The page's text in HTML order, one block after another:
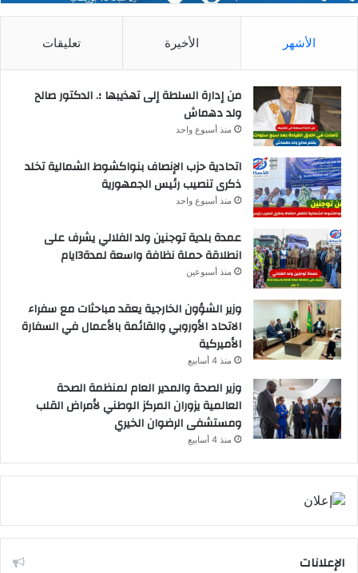
الأشهر الأخيرة تعليقات
من إدارة السلطة إلى تهذيبها ؛. الدكتور صالح
ولد دهماش
منذ أسبوع واحد
اتحادية حزب الإنصاف بنواكشوط الشمالية تخلد
ذكرى تنصيب رئيس الجمهورية
منذ أسبوع واحد
عمدة بلدية توجنين ولد الفلالي يشرف على
انطلاقة حملة نظافة واسعة لمدة3ايام
منذ أسبوعين
وزير الشؤون الخارجية يعقد مباحثات مع سفراء
الاتحاد الأوروبي والقائمة بالأعمال في السفارة
الأميركية
منذ 4 أسابيع
وزير الصحة والمدير العام لمنظمة الصحة
العالمية يزوران المركز الوطني لأمراض القلب
ومستشفى الرضوان الخيري
منذ 4 أسابيع
الإعلانات